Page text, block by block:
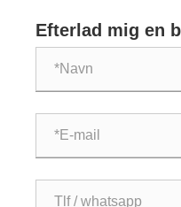
Efterlad mig en